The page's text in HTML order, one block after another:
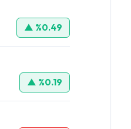
▲ %0.49
▲ %0.19